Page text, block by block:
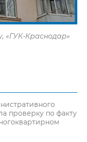
«ГУК-Краснодар»
проверку по факту